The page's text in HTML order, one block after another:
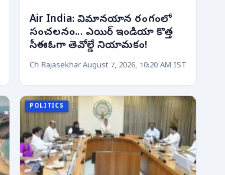
Air India: విమానయాన రంగంలో
సంచలనం... ఎయిర్ ఇండియా కొత్త
సీఈఓగా తెవోల్డే నియామకం!
Ch RajasekharAugust 7, 2026, 10:20 AM IST
POLITICS